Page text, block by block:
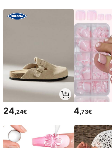
24 ,24€ 4 ,73€